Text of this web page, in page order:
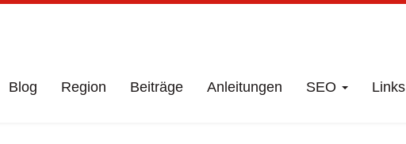
Blog Region Beiträge Anleitungen SEO Links